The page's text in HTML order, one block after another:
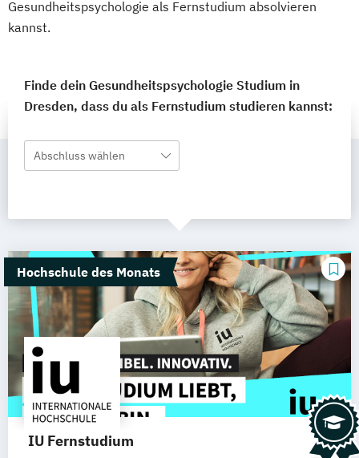
Gesundheitspsychologie als Fernstudium absolvieren
kannst.
Finde dein Gesundheitspsychologie Studium in
Dresden, dass du als Fernstudium studieren kannst:
Abschluss wählen
Hochschule des Monats
IU Fernstudium